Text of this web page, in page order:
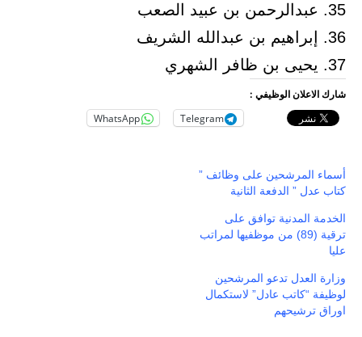
35. عبدالرحمن بن عبيد الصعب
36. إبراهيم بن عبدالله الشريف
37. يحيى بن ظافر الشهري
شارك الاعلان الوظيفي :
Telegram
WhatsApp
أسماء المرشحين على وظائف ”
كتاب عدل ” الدفعة الثانية
الخدمة المدنية توافق على
ترقية (89) من موظفيها لمراتب
عليا
وزارة العدل تدعو المرشحين
لوظيفة “كاتب عادل” لاستكمال
اوراق ترشيحهم